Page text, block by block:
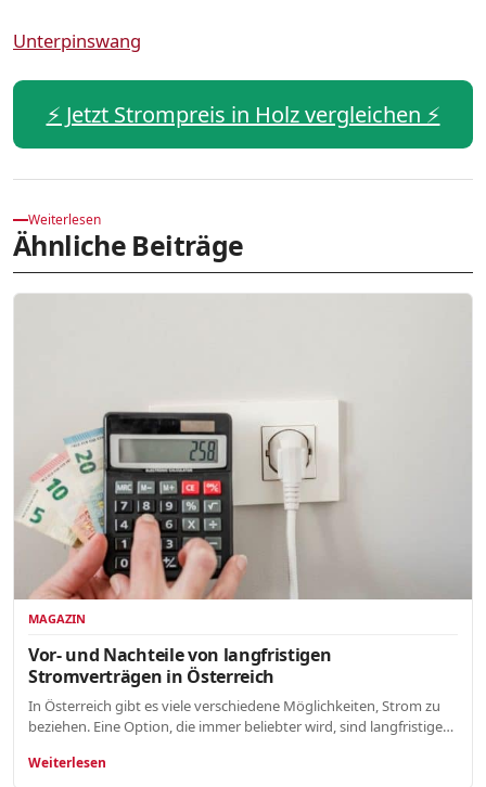
Unterpinswang
⚡️ Jetzt Strompreis in Holz vergleichen ⚡️
Weiterlesen
Ähnliche Beiträge
MAGAZIN
Vor- und Nachteile von langfristigen
Stromverträgen in Österreich
In Österreich gibt es viele verschiedene Möglichkeiten, Strom zu
beziehen. Eine Option, die immer beliebter wird, sind langfristige…
Weiterlesen